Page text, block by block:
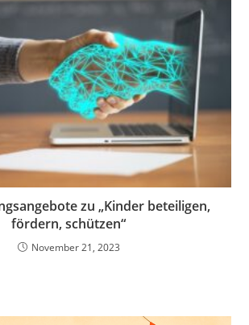
zu „Kinder beteiligen,
fördern, schützen“
November 21, 2023